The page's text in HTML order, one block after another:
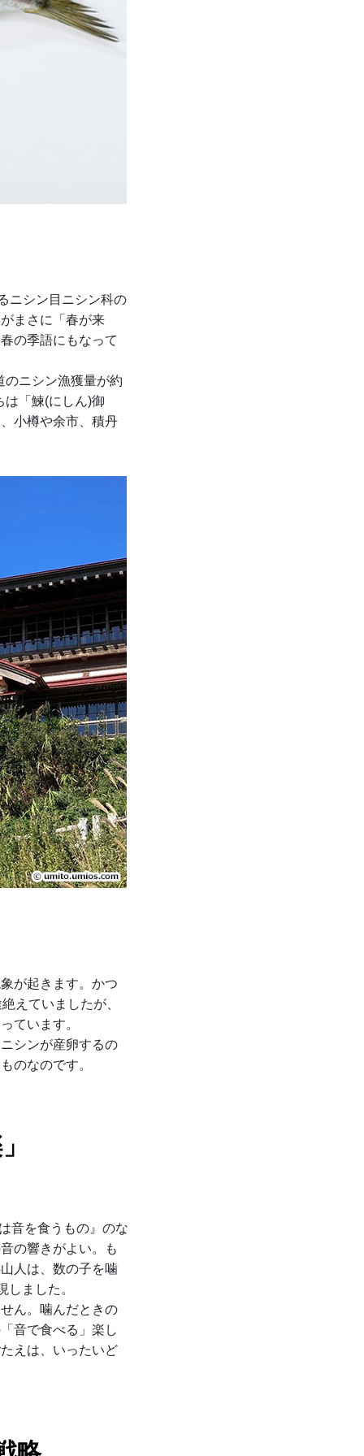
ニシン目ニシン科の
まさに「春が来
の季語にもなって
のニシン漁獲量が約
は「鰊(にしん)御
小樽や余市、積丹
が起きます。かつ
えていましたが、
ています。
シンが産卵するの
のなのです。
音を食うもの』のな
の響きがよい。も
人は、数の子を噛
ました。
ん。噛んだときの
音で食べる」楽し
えは、いったいど